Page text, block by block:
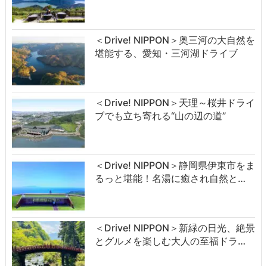
＜Drive! NIPPON＞奥三河の大自然を
堪能する、愛知・三河湖ドライブ
＜Drive! NIPPON＞天理～桜井ドライ
ブでも立ち寄れる“山の辺の道”
＜Drive! NIPPON＞静岡県伊東市をま
るっと堪能！名湯に癒され自然と…
＜Drive! NIPPON＞新緑の日光、絶景
とグルメを楽しむ大人の至福ドラ…